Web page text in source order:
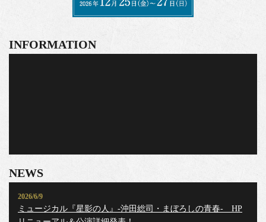
INFORMATION
NEWS
2026/6/9
ミュージカル『星影の人』-沖田総司・まぼろしの青春- HP